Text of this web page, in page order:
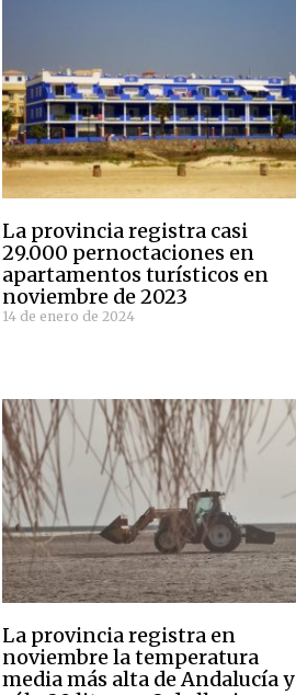
La provincia registra casi
29.000 pernoctaciones en
apartamentos turísticos en
noviembre de 2023
14 de enero de 2024
La provincia registra en
noviembre la temperatura
media más alta de Andalucía y